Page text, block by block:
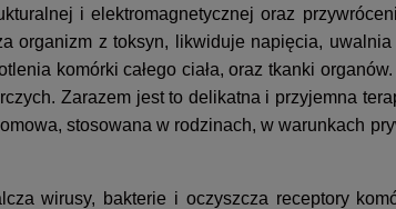
i elektromagnetycznej oraz
organizm z toksyn, likwiduje napięcia,
komórki całego ciała, oraz tkanki
Zarazem jest to delikatna i przyjemna
stosowana w rodzinach, w warunkach
wirusy, bakterie i oczyszcza receptory